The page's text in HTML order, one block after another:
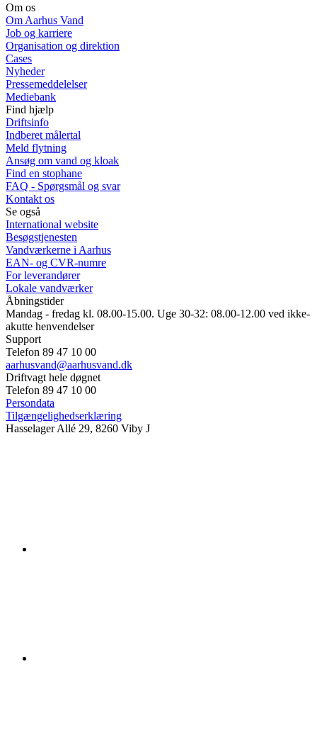
Om os
Om Aarhus Vand
Job og karriere
Organisation og direktion
Cases
Nyheder
Pressemeddelelser
Mediebank
Find hjælp
Driftsinfo
Indberet målertal
Meld flytning
Ansøg om vand og kloak
Find en stophane
FAQ - Spørgsmål og svar
Kontakt os
Se også
International website
Besøgstjenesten
Vandværkerne i Aarhus
EAN- og CVR-numre
For leverandører
Lokale vandværker
Åbningstider
Mandag - fredag kl. 08.00-15.00. Uge 30-32: 08.00-12.00 ved ikke-
akutte henvendelser
Support
Telefon 89 47 10 00
aarhusvand@aarhusvand.dk
Driftvagt hele døgnet
Telefon 89 47 10 00
Persondata
Tilgængelighedserklæring
Hasselager Allé 29, 8260 Viby J